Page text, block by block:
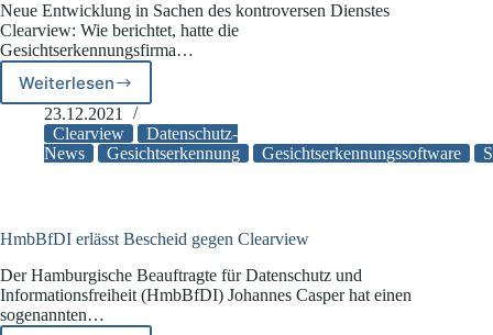
Neue Entwicklung in Sachen des kontroversen Dienstes
Clearview: Wie berichtet, hatte die
Gesichtserkennungsfirma…
Weiterlesen
Clearview
darf
Gesichtsbilder
von
mehr
23.12.2021
Clearview
Datenschutz-
News
Gesichtserkennung Gesichtserkennungssoftware
HmbBfDI erlässt Bescheid gegen Clearview
Der Hamburgische Beauftragte für Datenschutz und
Informationsfreiheit (HmbBfDI) Johannes Casper hat einen
sogenannten…